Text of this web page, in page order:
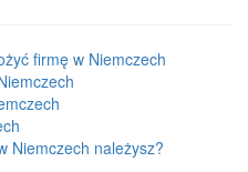
firmę w Niemczech
Niemczech należysz?